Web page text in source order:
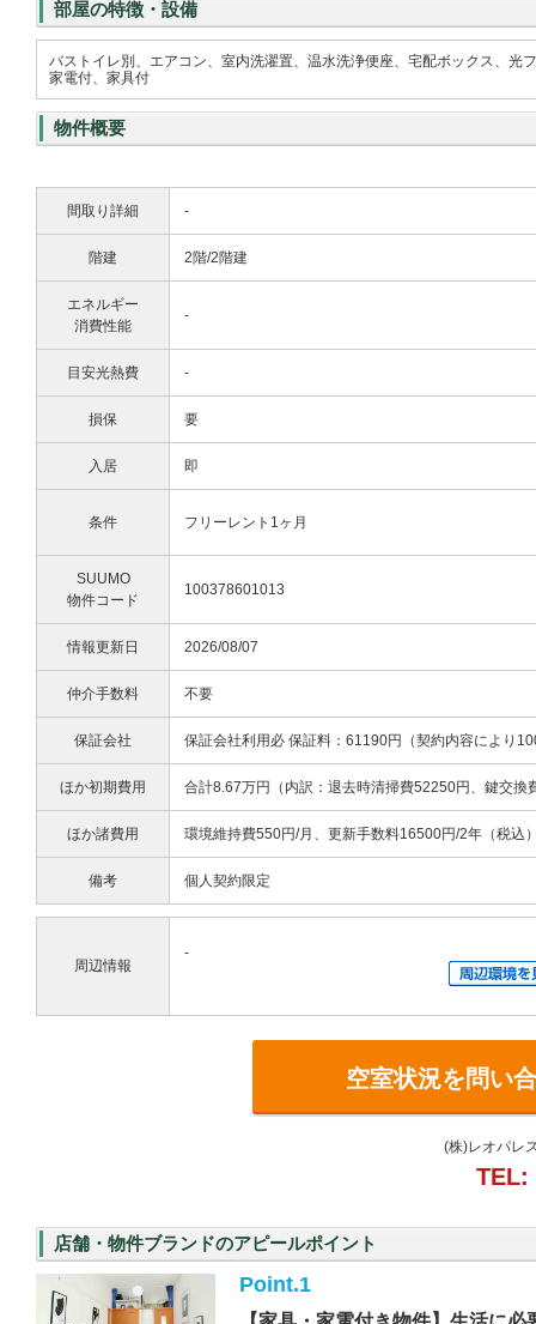
部屋の特徴・設備
バストイレ別、エアコン、室内洗濯置、温水洗浄便座、宅配ボックス、
家電付、家具付
物件概要
間取り詳細 -
階建 2階/2階建
エネルギー
消費性能
-
目安光熱費 -
損保 要
入居 即
条件 フリーレント1ヶ月
SUUMO
物件コード
100378601013
情報更新日 2026/08/07
仲介手数料 不要
保証会社 保証会社利用必 保証料：61190円（契約内容により
ほか初期費用 合計8.67万円（内訳：退去時清掃費52250円、鍵交
ほか諸費用 環境維持費550円/月、更新手数料16500円/2年（税込
備考 個人契約限定
周辺情報
-
空室状況を問い
(株)レオパレ
TEL:
店舗・物件ブランドのアピールポイント
Point.1